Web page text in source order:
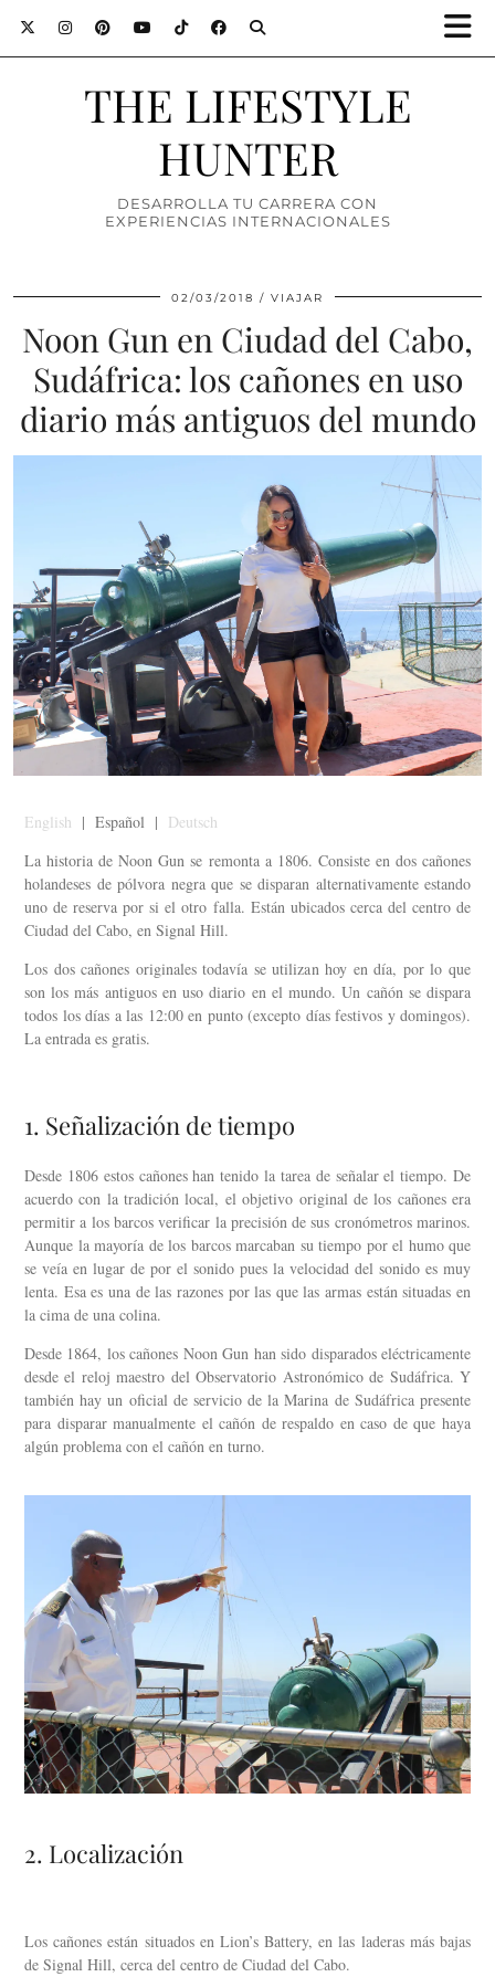
THE LIFESTYLE
HUNTER
DESARROLLA TU CARRERA CON
EXPERIENCIAS INTERNACIONALES
02/03/2018 VIAJAR
Noon Gun en Ciudad del Cabo,
Sudáfrica: los cañones en uso
diario más antiguos del mundo
English | Español | Deutsch
La historia de Noon Gun se remonta a 1806. Consiste en dos cañones
holandeses de pólvora negra que se disparan alternativamente estando
uno de reserva por si el otro falla. Están ubicados cerca del centro de
Ciudad del Cabo, en Signal Hill.
Los dos cañones originales todavía se utilizan hoy en día, por lo que
son los más antiguos en uso diario en el mundo. Un cañón se dispara
todos los días a las 12:00 en punto (excepto días festivos y domingos).
La entrada es gratis.
1. Señalización de tiempo
Desde 1806 estos cañones han tenido la tarea de señalar el tiempo. De
acuerdo con la tradición local, el objetivo original de los cañones era
permitir a los barcos verificar la precisión de sus cronómetros marinos.
Aunque la mayoría de los barcos marcaban su tiempo por el humo que
se veía en lugar de por el sonido pues la velocidad del sonido es muy
lenta. Esa es una de las razones por las que las armas están situadas en
la cima de una colina.
Desde 1864, los cañones Noon Gun han sido disparados eléctricamente
desde el reloj maestro del Observatorio Astronómico de Sudáfrica. Y
también hay un oficial de servicio de la Marina de Sudáfrica presente
para disparar manualmente el cañón de respaldo en caso de que haya
algún problema con el cañón en turno.
2. Localización
Los cañones están situados en Lion’s Battery, en las laderas más bajas
de Signal Hill, cerca del centro de Ciudad del Cabo.